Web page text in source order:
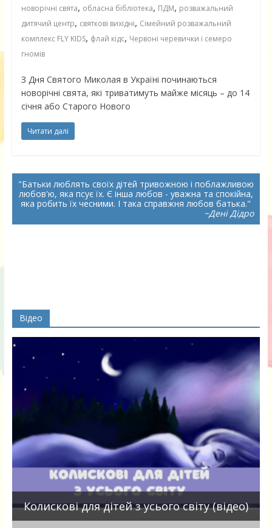
новорічні свята, обласна бібліотека, ПДМ, розважальний
дитячий центр, святкові вихідні, Сімейний розважальний
комплекс FLY KIDS, флай кідс, Червоні черевички і семеро
гномів
З Дня Святого Миколая в Україні починаються
новорічні свята, які триватимуть майже місяць – до 14
січня або Старого Нового
Читати далі
Батьки люблять своїх дітей тривожною і поблажливою
любов'ю, яка псує їх. Є інша любов - уважна та спокійна,
яка робить їх чесними. І така справжня любов батька.
~Дені Дідро
Відео
Колискові для дітей з усього світу (відео)